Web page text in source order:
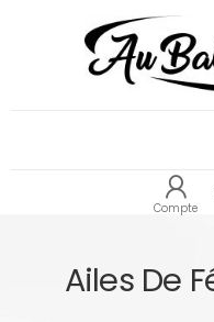
Compte
Ailes De